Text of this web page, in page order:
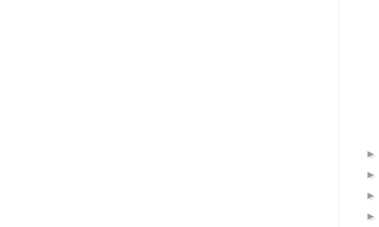
►
►
►
►